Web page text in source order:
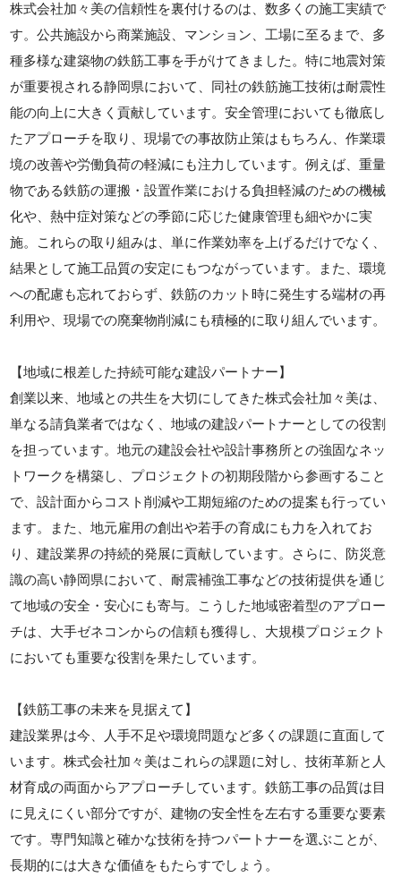
株式会社加々美の信頼性を裏付けるのは、数多くの施工実績で
す。公共施設から商業施設、マンション、工場に至るまで、多
種多様な建築物の鉄筋工事を手がけてきました。特に地震対策
が重要視される静岡県において、同社の鉄筋施工技術は耐震性
能の向上に大きく貢献しています。安全管理においても徹底し
たアプローチを取り、現場での事故防止策はもちろん、作業環
境の改善や労働負荷の軽減にも注力しています。例えば、重量
物である鉄筋の運搬・設置作業における負担軽減のための機械
化や、熱中症対策などの季節に応じた健康管理も細やかに実
施。これらの取り組みは、単に作業効率を上げるだけでなく、
結果として施工品質の安定にもつながっています。また、環境
への配慮も忘れておらず、鉄筋のカット時に発生する端材の再
利用や、現場での廃棄物削減にも積極的に取り組んでいます。
【地域に根差した持続可能な建設パートナー】
創業以来、地域との共生を大切にしてきた株式会社加々美は、
単なる請負業者ではなく、地域の建設パートナーとしての役割
を担っています。地元の建設会社や設計事務所との強固なネッ
トワークを構築し、プロジェクトの初期段階から参画すること
で、設計面からコスト削減や工期短縮のための提案も行ってい
ます。また、地元雇用の創出や若手の育成にも力を入れてお
り、建設業界の持続的発展に貢献しています。さらに、防災意
識の高い静岡県において、耐震補強工事などの技術提供を通じ
て地域の安全・安心にも寄与。こうした地域密着型のアプロー
チは、大手ゼネコンからの信頼も獲得し、大規模プロジェクト
においても重要な役割を果たしています。
【鉄筋工事の未来を見据えて】
建設業界は今、人手不足や環境問題など多くの課題に直面して
います。株式会社加々美はこれらの課題に対し、技術革新と人
材育成の両面からアプローチしています。鉄筋工事の品質は目
に見えにくい部分ですが、建物の安全性を左右する重要な要素
です。専門知識と確かな技術を持つパートナーを選ぶことが、
長期的には大きな価値をもたらすでしょう。